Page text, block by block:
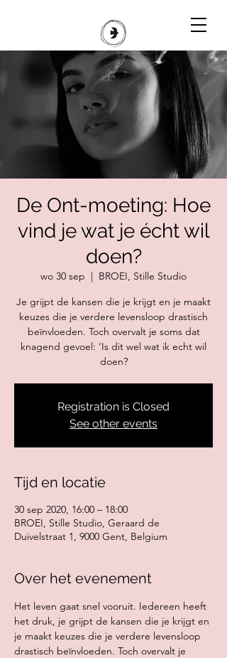
De Ont-moeting: Hoe
vind je wat je écht wil
doen?
wo 30 sep
  |
BROEI, Stille Studio
Je grijpt de kansen die je krijgt en je maakt
keuzes die je verdere levensloop drastisch
beïnvloeden. Toch overvalt je soms dat
knagend gevoel: ‘Is dit wel wat ik echt wil
doen?
Registration is Closed
See other events
Tijd en locatie
30 sep 2020, 16:00 – 18:00
BROEI, Stille Studio, Geraard de
Duivelstraat 1, 9000 Gent, Belgium
Over het evenement
Het leven gaat snel vooruit. Iedereen heeft
het druk, je grijpt de kansen die je krijgt en
je maakt keuzes die je verdere levensloop
drastisch beïnvloeden. Toch overvalt je